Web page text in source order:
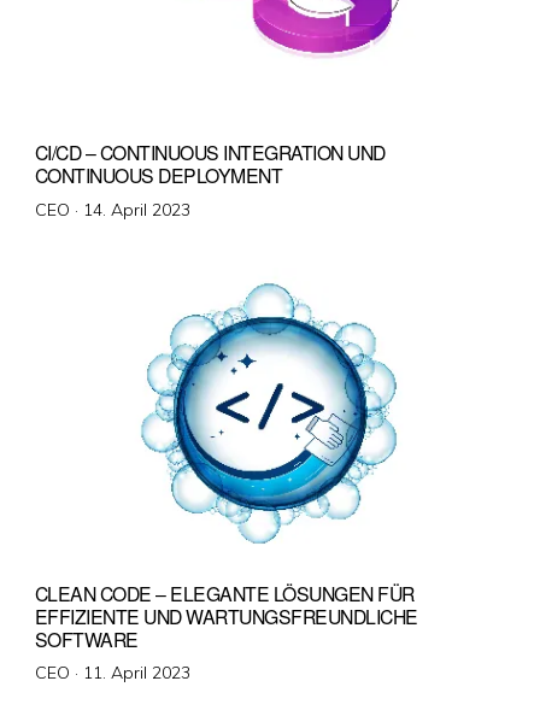
CI/CD – CONTINUOUS INTEGRATION UND
CONTINUOUS DEPLOYMENT
CEO · Veröffentlicht
14. April 2023
CLEAN CODE – ELEGANTE LÖSUNGEN FÜR
EFFIZIENTE UND WARTUNGSFREUNDLICHE
SOFTWARE
CEO · Veröffentlicht
11. April 2023